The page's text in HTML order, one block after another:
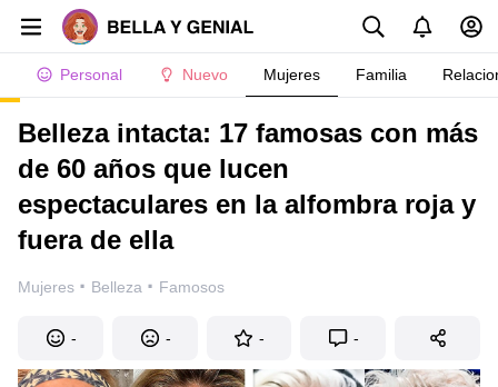
Personal Nuevo Mujeres Familia
Belleza intacta: 17 famosas con más
de 60 años que lucen
espectaculares en la alfombra roja y
fuera de ella
Mujeres · Belleza · Famosos
- - - -